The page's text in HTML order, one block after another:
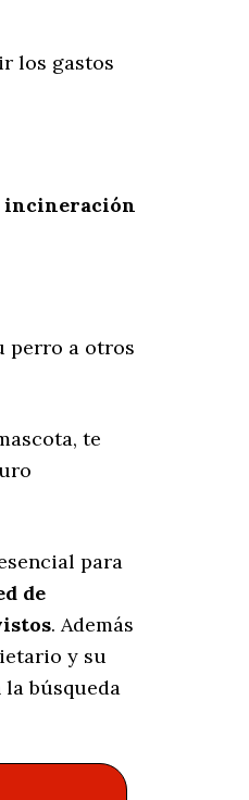
los gastos
incineración
perro a otros
te
para
de
. Además
y su
búsqueda